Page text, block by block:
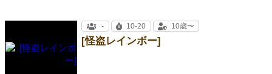
[怪盗レインボー]
- 10-20 10歳〜